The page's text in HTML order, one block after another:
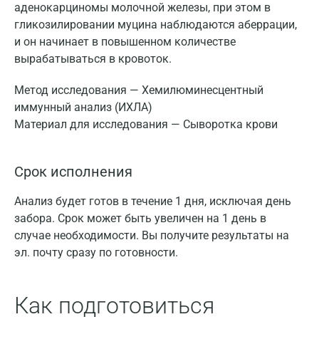
аденокарциномы молочной железы, при этом в
гликозилировании муцина наблюдаются аберрации,
и он начинает в повышенном количестве
вырабатываться в кровоток.
Метод исследования — Хемилюминесцентный
иммунный анализ (ИХЛА)
Материал для исследования — Сыворотка крови
Срок исполнения
Анализ будет готов в течение 1 дня, исключая день
забора. Срок может быть увеличен на 1 день в
случае необходимости. Вы получите результаты на
эл. почту сразу по готовности.
Как подготовиться